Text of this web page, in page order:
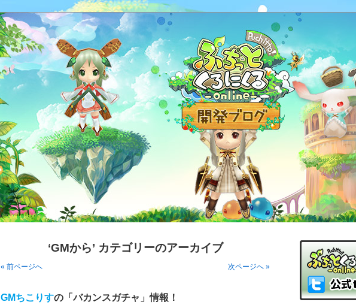
‘GMから’ カテゴリーのアーカイブ
« 前ページへ 次ページへ »
GMちこりすの「バカンスガチャ」情報！